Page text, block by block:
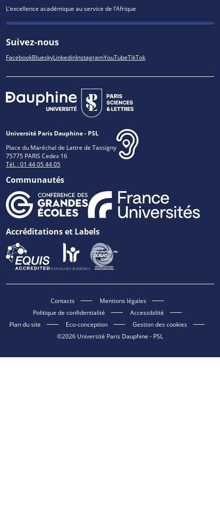
L’excellence académique au service de l’Afrique
Suivez-nous
FacebookBlueskyLinkedinInstagramYouTubeTikTok
Université Paris Dauphine - PSL
Place du Maréchal de Lattre de Tassigny
75775 PARIS Cedex 16
Tél. : 01 44 05 44 05
Communautés
Accréditations et Labels
Contacts
Mentions légales
Politique de confidentialité
Accessibilité
Plan du site
Eco-conception
Gestion des cookies
©2026 Université Paris Dauphine - PSL